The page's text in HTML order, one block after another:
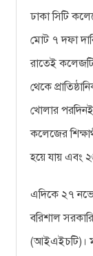
ঢাকা সিটি
মোট ৭ দফা
রাতেই
থেকে
খোলার পরদিনই
কলেজের
হয়ে যায় এবং
এদিকে ২৭
বরিশাল
(আইএইচটি)।